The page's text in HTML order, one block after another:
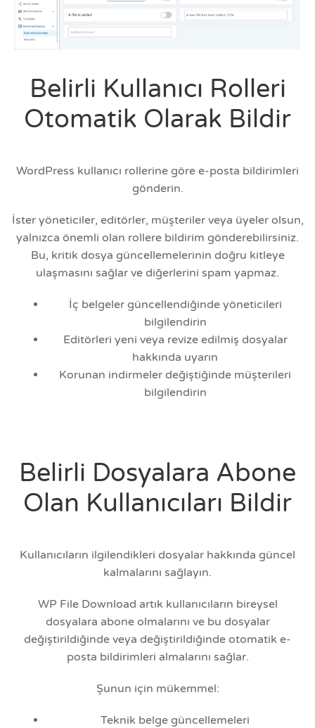
Belirli Kullanıcı Rolleri
Otomatik Olarak Bildir
WordPress kullanıcı rollerine göre e-posta bildirimleri
gönderin.
İster yöneticiler, editörler, müşteriler veya üyeler olsun,
yalnızca önemli olan rollere bildirim gönderebilirsiniz.
Bu, kritik dosya güncellemelerinin doğru kitleye
ulaşmasını sağlar ve diğerlerini spam yapmaz.
İç belgeler güncellendiğinde yöneticileri
bilgilendirin
Editörleri yeni veya revize edilmiş dosyalar
hakkında uyarın
Korunan indirmeler değiştiğinde müşterileri
bilgilendirin
Belirli Dosyalara Abone
Olan Kullanıcıları Bildir
Kullanıcıların ilgilendikleri dosyalar hakkında güncel
kalmalarını sağlayın.
WP File Download artık kullanıcıların bireysel
dosyalara abone olmalarını ve bu dosyalar
değiştirildiğinde veya değiştirildiğinde otomatik e-
posta bildirimleri almalarını sağlar.
Şunun için mükemmel:
Teknik belge güncellemeleri